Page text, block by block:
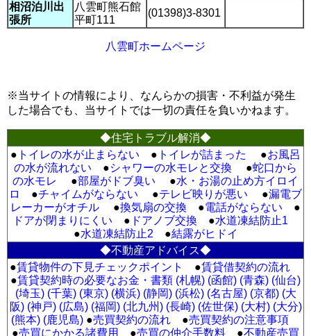
相沼泊川出
張所
八雲町熊石館
平町111
(01398)3-8301
八雲町ホームページ
※当サイトの情報により、なんらかの損害・不利益が発生
した場合でも、当サイトでは一切の責任を負いかねます。
◆住宅トラブル解消◆
● トイレの水が止まらない ● トイレが詰まった ●お風呂
の水が流れない ●シャワーの水モレと交換 ●蛇口から
の水モレ
●部屋がドブ臭い ●水・お湯の止め方イロイ
ロ
●チャイムがならない ●テレビ映りが悪い ●漏電ブ
レーカーがオチル ●換気扇の交換 ●電話がならない ●
ドアが閉まりにくい ● ドアノブ交換 ●水道凍結防止1
●水道凍結防止2 ●結露がヒドイ
◆不動産アドバイス◆
●賃貸物件の下見チェックポイント ●賃貸借契約の流れ
●賃貸契約時の必要なお金・書類 (札幌) (函館) (青森) (仙台)
(埼玉) (千葉) (東京) (横浜) (静岡) (浜松) (名古屋) (京都) (大
阪) (神戸) (広島) (福岡) (北九州) (長崎) (佐世保) (大村) (大分)
(熊本) (鹿児島) ●売買契約の流れ ●売買契約の注意事項
●売買にかかる諸費用 ●売買の仲介手数料 ●不動産売買